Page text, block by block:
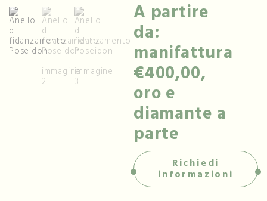
A partire
da:
manifattura
€400,00,
oro e
diamante a
parte
Richiedi
informazioni